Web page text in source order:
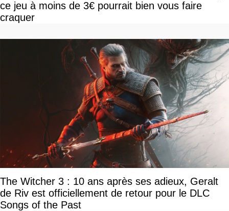
ce jeu à moins de 3€ pourrait bien vous faire
craquer
The Witcher 3 : 10 ans après ses adieux, Geralt
de Riv est officiellement de retour pour le DLC
Songs of the Past